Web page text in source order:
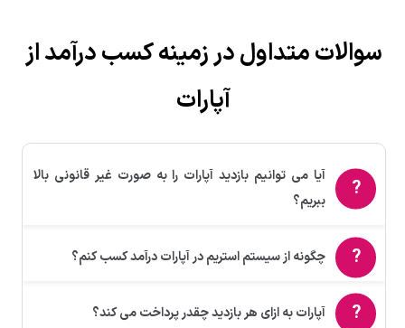
سوالات متداول در زمینه کسب درآمد از
آپارات
آیا می توانیم بازدید آپارات را به صورت غیر قانونی بالا
ببریم؟
چگونه از سیستم استریم در آپارات درآمد کسب کنم؟
آپارات به ازای هر بازدید چقدر پرداخت می کند؟